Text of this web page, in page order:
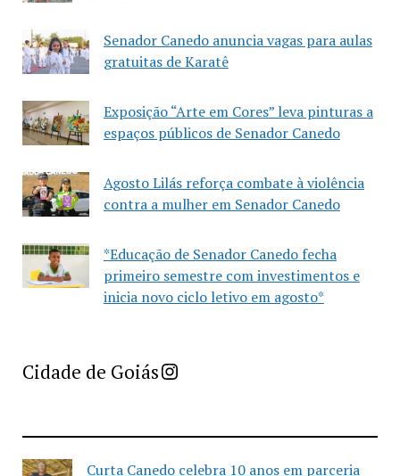
Senador Canedo anuncia vagas para aulas
gratuitas de Karatê
Exposição “Arte em Cores” leva pinturas a
espaços públicos de Senador Canedo
Agosto Lilás reforça combate à violência
contra a mulher em Senador Canedo
*Educação de Senador Canedo fecha
primeiro semestre com investimentos e
inicia novo ciclo letivo em agosto*
Cidade de GoiásImprensa Criativa da Cidade de Goiás
Curta Canedo celebra 10 anos em parceria